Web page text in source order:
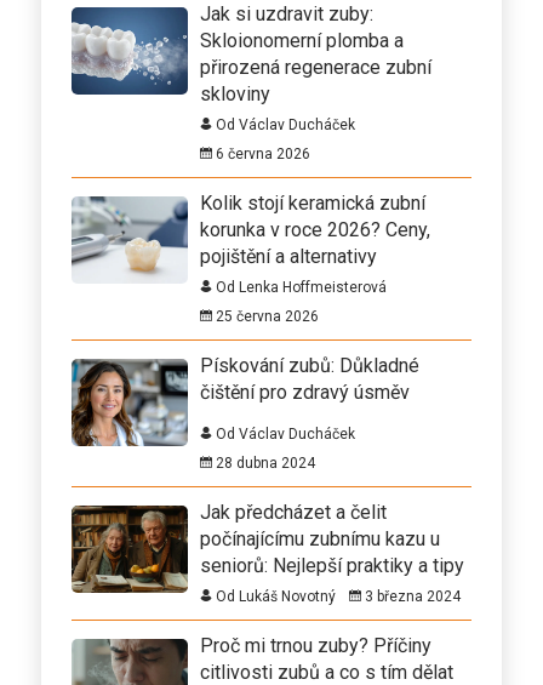
Jak si uzdravit zuby:
Skloionomerní plomba a
přirozená regenerace zubní
skloviny
Od Václav Ducháček
6 června 2026
Kolik stojí keramická zubní
korunka v roce 2026? Ceny,
pojištění a alternativy
Od Lenka Hoffmeisterová
25 června 2026
Pískování zubů: Důkladné
čištění pro zdravý úsměv
Od Václav Ducháček
28 dubna 2024
Jak předcházet a čelit
počínajícímu zubnímu kazu u
seniorů: Nejlepší praktiky a tipy
Od Lukáš Novotný 3 března 2024
Proč mi trnou zuby? Příčiny
citlivosti zubů a co s tím dělat